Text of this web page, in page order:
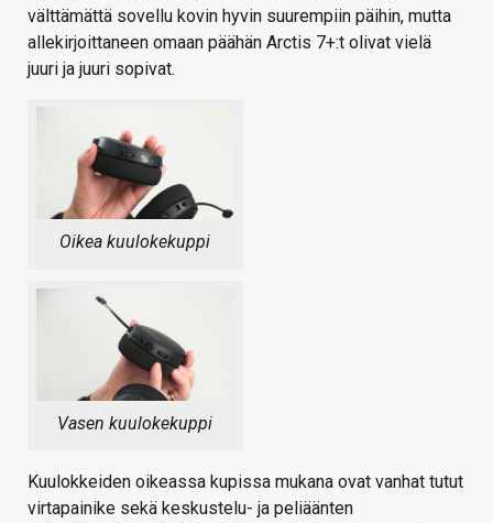
välttämättä sovellu kovin hyvin suurempiin päihin, mutta
allekirjoittaneen omaan päähän Arctis 7+:t olivat vielä
juuri ja juuri sopivat.
Oikea kuulokekuppi
Vasen kuulokekuppi
Kuulokkeiden oikeassa kupissa mukana ovat vanhat tutut
virtapainike sekä keskustelu- ja peliäänten